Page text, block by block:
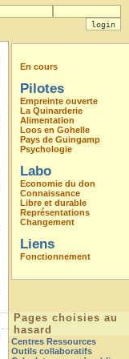
En cours
Pilotes
Empreinte ouverte
La Quinarderie
Alimentation
Loos en Gohelle
Pays de Guingamp
Psychologie
Labo
Economie du don
Connaissance
Libre et durable
Représentations
Changement
Liens
Fonctionnement
Pages choisies au
hasard
Centres Ressources
Outils collaboratifs